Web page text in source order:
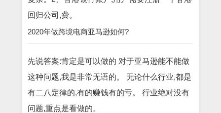
回归公司,费。
2020年做跨境电商亚马逊如何?
先说答案:肯定是可以做的 对于亚马逊能不能做
这种问题,我是非常无语的。 无论什么行业,都是
有二八定律的,有的赚钱有的亏。 行业绝对没有
问题,重点是看做的。